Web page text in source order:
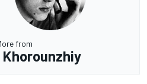
from